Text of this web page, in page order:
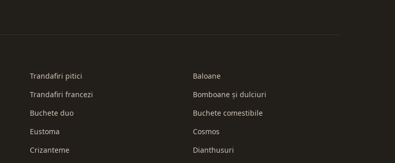
Trandafiri pitici
Trandafiri francezi
Buchete duo
Eustoma
Crizanteme
Baloane
Bomboane și dulciuri
Buchete comestibile
Cosmos
Dianthusuri